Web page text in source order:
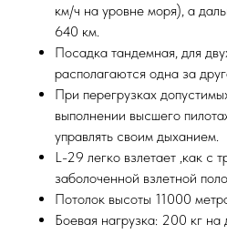
км/ч на уровне моря), а
640 км.
Посадка тандемная, для
располагаются одна за
При перегрузках
выполнении высшего
управлять своим дыханием.
L-29 легко взлетает ,как с
заболоченной взлетной
Потолок высоты 11000
Боевая нагрузка: 200 кг